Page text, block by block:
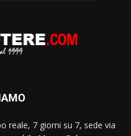
reale, 7 giorni su 7, sede via